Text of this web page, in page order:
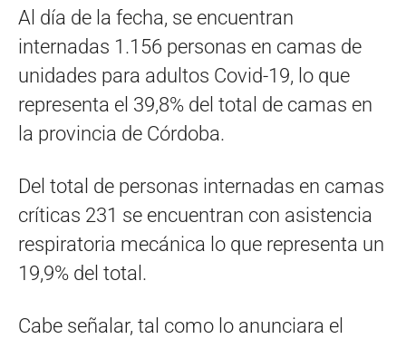
Al día de la fecha, se encuentran
internadas 1.156 personas en camas de
unidades para adultos Covid-19, lo que
representa el 39,8% del total de camas en
la provincia de Córdoba.
Del total de personas internadas en camas
críticas 231 se encuentran con asistencia
respiratoria mecánica lo que representa un
19,9% del total.
Cabe señalar, tal como lo anunciara el